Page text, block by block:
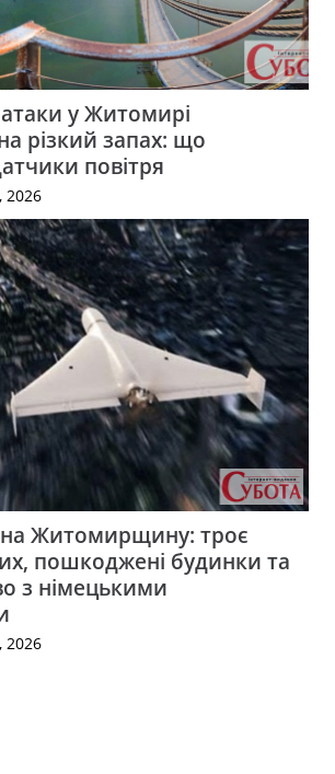
атаки у Житомирі
різкий запах: що
повітря
2026
на Житомирщину: троє
пошкоджені будинки та
з німецькими
2026